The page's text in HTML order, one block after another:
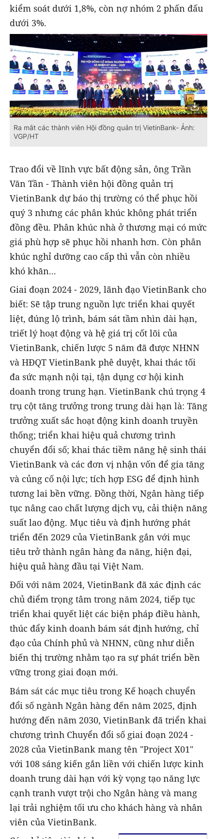
kiểm soát dưới 1,8%, còn nợ nhóm 2 phấn đấu
dưới 3%.
Ra mắt các thành viên Hội đồng quản trị VietinBank- Ảnh:
VGP/HT
Trao đổi về lĩnh vực bất động sản, ông Trần
Văn Tần - Thành viên hội đồng quản trị
VietinBank dự báo thị trường có thể phục hồi
quý 3 nhưng các phân khúc không phát triển
đồng đều. Phân khúc nhà ở thương mại có mức
giá phù hợp sẽ phục hồi nhanh hơn. Còn phân
khúc nghỉ dưỡng cao cấp thì vẫn còn nhiều
khó khăn...
Giai đoạn 2024 - 2029, lãnh đạo VietinBank cho
biết: Sẽ tập trung nguồn lực triển khai quyết
liệt, đúng lộ trình, bám sát tầm nhìn dài hạn,
triết lý hoạt động và hệ giá trị cốt lõi của
VietinBank, chiến lược 5 năm đã được NHNN
và HĐQT VietinBank phê duyệt, khai thác tối
đa sức mạnh nội tại, tận dụng cơ hội kinh
doanh trong trung hạn. VietinBank chú trọng 4
trụ cột tăng trưởng trong trung dài hạn là: Tăng
trưởng xuất sắc hoạt động kinh doanh truyền
thống; triển khai hiệu quả chương trình
chuyển đổi số; khai thác tiềm năng hệ sinh thái
VietinBank và các đơn vị nhận vốn để gia tăng
và củng cố nội lực; tích hợp ESG để định hình
tương lai bền vững. Đồng thời, Ngân hàng tiếp
tục nâng cao chất lượng dịch vụ, cải thiện năng
suất lao động. Mục tiêu và định hướng phát
triển đến 2029 của VietinBank gắn với mục
tiêu trở thành ngân hàng đa năng, hiện đại,
hiệu quả hàng đầu tại Việt Nam.
Đối với năm 2024, VietinBank đã xác định các
chủ điểm trọng tâm trong năm 2024, tiếp tục
triển khai quyết liệt các biện pháp điều hành,
thúc đẩy kinh doanh bám sát định hướng, chỉ
đạo của Chính phủ và NHNN, cũng như diễn
biến thị trường nhằm tạo ra sự phát triển bền
vững trong giai đoạn mới.
Bám sát các mục tiêu trong Kế hoạch chuyển
đổi số ngành Ngân hàng đến năm 2025, định
hướng đến năm 2030, VietinBank đã triển khai
chương trình Chuyển đổi số giai đoạn 2024 -
2028 của VietinBank mang tên "Project X01"
với 108 sáng kiến gắn liền với chiến lược kinh
doanh trung dài hạn với kỳ vọng tạo năng lực
cạnh tranh vượt trội cho Ngân hàng và mang
lại trải nghiệm tối ưu cho khách hàng và nhân
viên của VietinBank.